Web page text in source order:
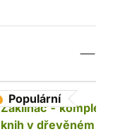
Populární
Zaklínač - komplet
knih v dřevěném